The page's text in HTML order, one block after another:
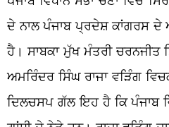
ਦੇ ਨਾਲ ਪੰਜਾਬ ਪ੍ਰਦੇਸ਼ ਕਾਂਗਰਸ
ਹੈ। ਸਾਬਕਾ ਮੁੱਖ ਮੰਤਰੀ ਚਰਨਜੀਤ
ਅਮਰਿੰਦਰ ਸਿੰਘ ਰਾਜਾ ਵੜਿੰਗ
ਦਿਲਚਸਪ ਗੱਲ ਇਹ ਹੈ ਕਿ ਪੰਜਾਬ